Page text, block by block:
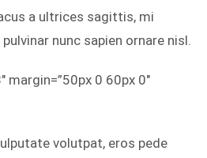
a ultrices sagittis, mi
nunc sapien ornare nisl.
margin=”50px 0 60px 0″
volutpat, eros pede